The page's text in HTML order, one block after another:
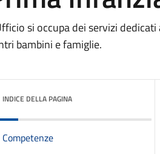
si occupa dei servizi
bambini e famiglie.
INDICE DELLA PAGINA
Competenze